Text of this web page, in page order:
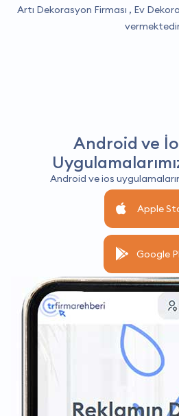
Artı Dekorasyon Firması , Ev
Android ve
Android ve ios
Apple
Google